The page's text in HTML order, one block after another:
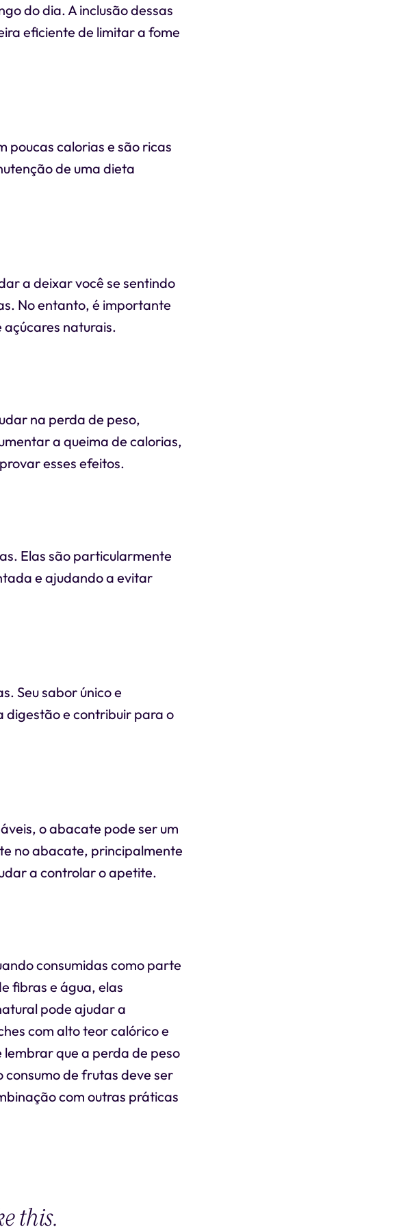
do dia. A inclusão dessas
eficiente de limitar a fome
poucas calorias e são ricas
de uma dieta
a deixar você se sentindo
No entanto, é importante
naturais.
na perda de peso,
a queima de calorias,
esses efeitos.
Elas são particularmente
e ajudando a evitar
Seu sabor único e
e contribuir para o
o abacate pode ser um
no abacate, principalmente
a controlar o apetite.
consumidas como parte
fibras e água, elas
pode ajudar a
com alto teor calórico e
que a perda de peso
de frutas deve ser
com outras práticas
this.